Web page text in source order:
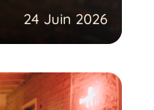
24 Juin 2026